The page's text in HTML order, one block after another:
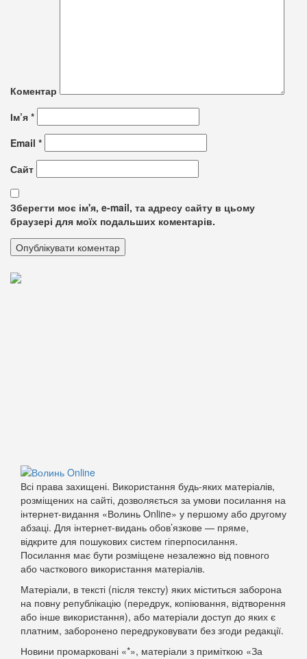
Коментар
Ім’я *
Email *
Сайт
Зберегти моє ім'я, e-mail, та адресу сайту в цьому
браузері для моїх подальших коментарів.
Всі права захищені. Використання будь-яких матеріалів,
розміщених на сайті, дозволяється за умови посилання на
інтернет-видання «Волинь Online» у першому або другому
абзаці. Для інтернет-видань обов’язкове — пряме,
відкрите для пошукових систем гіперпосилання.
Посилання має бути розміщене незалежно від повного
або часткового використання матеріалів.
Матеріали, в тексті (після тексту) яких міститься заборона
на повну републікацію (передрук, копіювання, відтворення
або інше використання), або матеріали доступ до яких є
платним, заборонено передруковувати без згоди редакції.
Новини промарковані «*», матеріали з приміткою «За